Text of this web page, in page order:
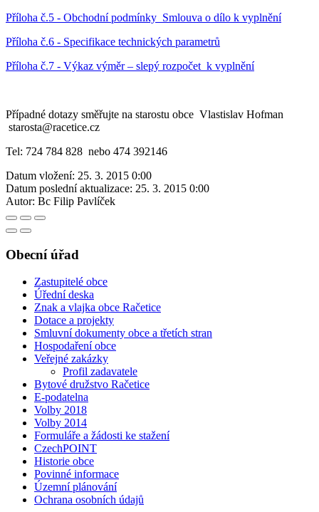
Příloha č.5 - Obchodní podmínky Smlouva o dílo k vyplnění
Příloha č.6 - Specifikace technických parametrů
Příloha č.7 - Výkaz výměr – slepý rozpočet k vyplnění
Případné dotazy směřujte na starostu obce Vlastislav Hofman
starosta@racetice.cz
Tel: 724 784 828 nebo 474 392146
Datum vložení: 25. 3. 2015 0:00
Datum poslední aktualizace: 25. 3. 2015 0:00
Autor: Bc Filip Pavlíček
Obecní úřad
Zastupitelé obce
Úřední deska
Znak a vlajka obce Račetice
Dotace a projekty
Smluvní dokumenty obce a třetích stran
Hospodaření obce
Veřejné zakázky
Profil zadavatele
Bytové družstvo Račetice
E-podatelna
Volby 2018
Volby 2014
Formuláře a žádosti ke stažení
CzechPOINT
Historie obce
Povinné informace
Územní plánování
Ochrana osobních údajů